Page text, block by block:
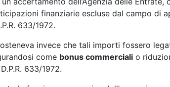
finanziarie escluse dal campo di
633/1972.
invece che tali importi fossero
come bonus commerciali o
633/1972.